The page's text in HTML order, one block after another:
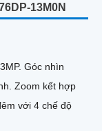
13M0N
Góc nhìn
Zoom kết hợp
với 4 chế độ